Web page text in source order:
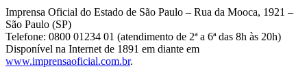
Imprensa Oficial do Estado de São Paulo – Rua da Mooca, 1921 –
São Paulo (SP)
Telefone: 0800 01234 01 (atendimento de 2ª a 6ª das 8h às 20h)
Disponível na Internet de 1891 em diante em
www.imprensaoficial.com.br.